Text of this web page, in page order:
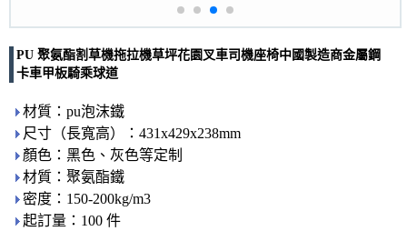
PU 聚氨酯割草機拖拉機草坪花園叉車司機座椅中國製造商金屬鋼
卡車甲板騎乘球道
材質：pu泡沫鐵
尺寸（長寬高）：431x429x238mm
顏色：黑色、灰色等定制
材質：聚氨酯鐵
密度：150-200kg/m3
起訂量：100 件